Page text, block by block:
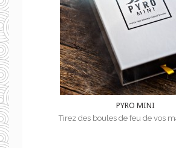
PYRO MINI
Tirez des boules de feu de vos